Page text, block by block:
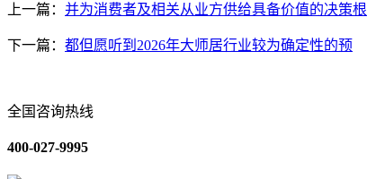
上一篇： 并为消费者及相关从业方供给具备价值的决策根
下一篇： 都但愿听到2026年大师居行业较为确定性的预
全国咨询热线
400-027-9995